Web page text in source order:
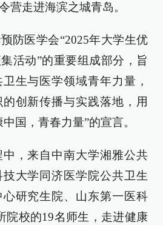
营走进海滨之城青岛。
防医学会“2025年大学生优
活动”的重要组成部分，旨
生与医学领域青年力量，
创新传播与实践落地，用
国，青春力量”的宣言。
，来自中南大学湘雅公共
大学同济医学院公共卫生
研究生院、山东第一医科
院校的19名师生，走进健康